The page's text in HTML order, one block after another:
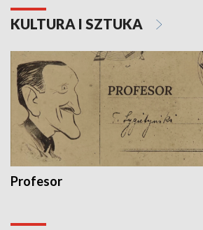
KULTURA I SZTUKA
Profesor